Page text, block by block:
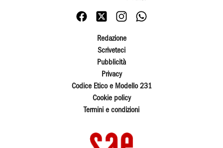
Redazione
Scriveteci
Pubblicità
Privacy
Codice Etico e Modello 231
Cookie policy
Termini e condizioni